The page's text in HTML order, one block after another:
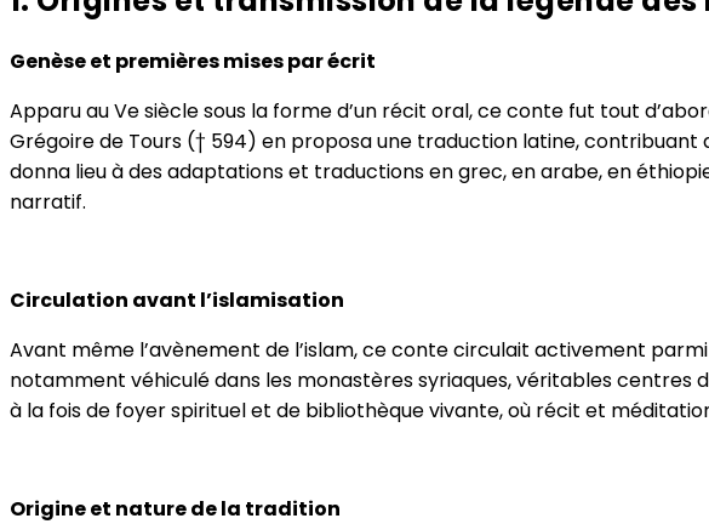
Genèse et premières mises par écrit
Apparu au Ve siècle sous la forme d’un récit oral, ce conte fut tout
Grégoire de Tours († 594) en proposa une traduction latine,
donna lieu à des adaptations et traductions en grec, en arabe, en
narratif.
Circulation avant l’islamisation
Avant même l’avènement de l’islam, ce conte circulait activement
notamment véhiculé dans les monastères syriaques, véritables centres
à la fois de foyer spirituel et de bibliothèque vivante, où récit et
Origine et nature de la tradition